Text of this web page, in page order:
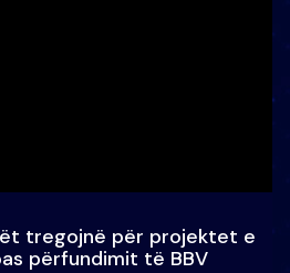
tregojnë për projektet e
përfundimit të BBV